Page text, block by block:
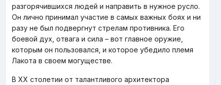
разгорячившихся людей и направить в нужное русло.
Он лично принимал участие в самых важных боях и ни
разу не был подвергнут стрелам противника. Его
боевой дух, отвага и сила – вот главное оружие,
которым он пользовался, и которое убедило племя
Лакота в своем могуществе.
В ХХ столетии от талантливого архитектора